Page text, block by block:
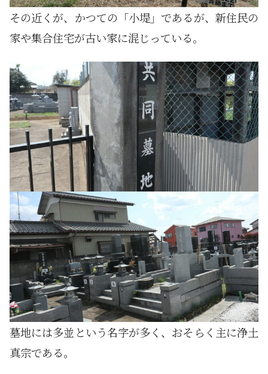
その近くが、かつての「小堤」であるが、新住民の
家や集合住宅が古い家に混じっている。
墓地には多並という名字が多く、おそらく主に浄土
真宗である。